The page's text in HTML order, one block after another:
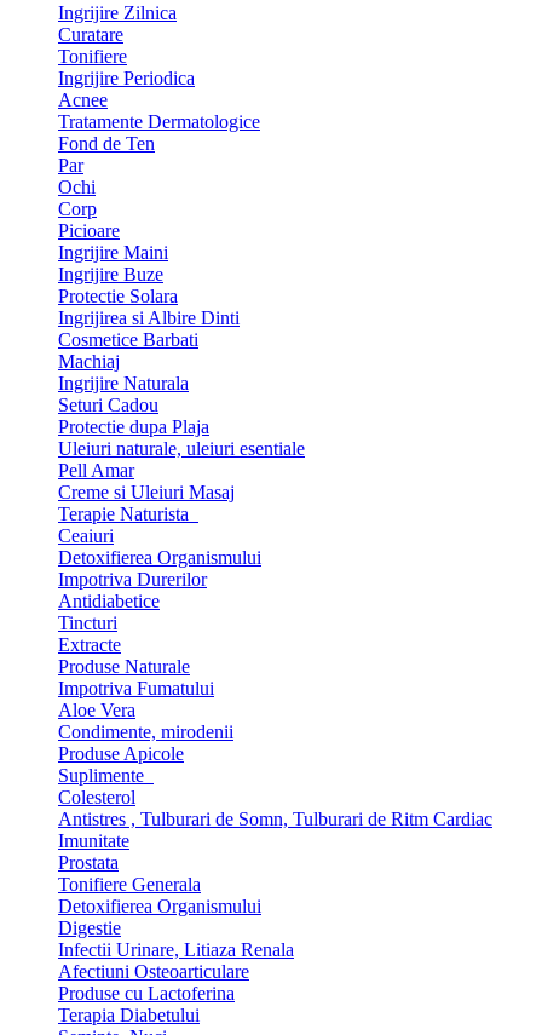
Ingrijire Zilnica
Curatare
Tonifiere
Ingrijire Periodica
Acnee
Tratamente Dermatologice
Fond de Ten
Par
Ochi
Corp
Picioare
Ingrijire Maini
Ingrijire Buze
Protectie Solara
Ingrijirea si Albire Dinti
Cosmetice Barbati
Machiaj
Ingrijire Naturala
Seturi Cadou
Protectie dupa Plaja
Uleiuri naturale, uleiuri esentiale
Pell Amar
Creme si Uleiuri Masaj
Terapie Naturista
Ceaiuri
Detoxifierea Organismului
Impotriva Durerilor
Antidiabetice
Tincturi
Extracte
Produse Naturale
Impotriva Fumatului
Aloe Vera
Condimente, mirodenii
Produse Apicole
Suplimente
Colesterol
Antistres , Tulburari de Somn, Tulburari de Ritm Cardiac
Imunitate
Prostata
Tonifiere Generala
Detoxifierea Organismului
Digestie
Infectii Urinare, Litiaza Renala
Afectiuni Osteoarticulare
Produse cu Lactoferina
Terapia Diabetului